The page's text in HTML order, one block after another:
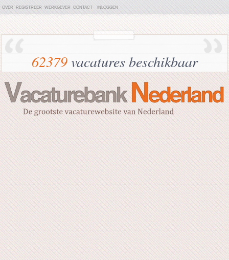
OVER REGISTREER WERKGEVER CONTACT INLOGGEN
62379vacatures beschikbaar